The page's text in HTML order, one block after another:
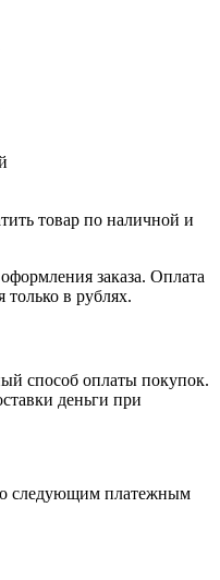
товар по наличной и
заказа. Оплата
только в рублях.
способ оплаты покупок.
деньги при
cледующим платежным